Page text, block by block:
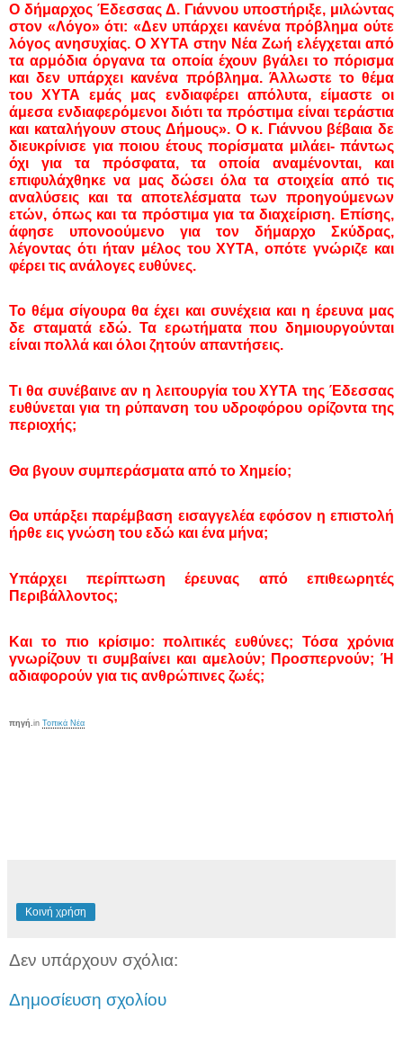
Ο δήμαρχος Έδεσσας Δ. Γιάννου υποστήριξε, μιλώντας
στον «Λόγο» ότι: «Δεν υπάρχει κανένα πρόβλημα ούτε
λόγος ανησυχίας. Ο ΧΥΤΑ στην Νέα Ζωή ελέγχεται από
τα αρμόδια όργανα τα οποία έχουν βγάλει το πόρισμα
και δεν υπάρχει κανένα πρόβλημα. Άλλωστε το θέμα
του ΧΥΤΑ εμάς μας ενδιαφέρει απόλυτα, είμαστε οι
άμεσα ενδιαφερόμενοι διότι τα πρόστιμα είναι τεράστια
και καταλήγουν στους Δήμους». Ο κ. Γιάννου βέβαια δε
διευκρίνισε για ποιου έτους πορίσματα μιλάει- πάντως
όχι για τα πρόσφατα, τα οποία αναμένονται, και
επιφυλάχθηκε να μας δώσει όλα τα στοιχεία από τις
αναλύσεις και τα αποτελέσματα των προηγούμενων
ετών, όπως και τα πρόστιμα για τα διαχείριση. Επίσης,
άφησε υπονοούμενο για τον δήμαρχο Σκύδρας,
λέγοντας ότι ήταν μέλος του ΧΥΤΑ, οπότε γνώριζε και
φέρει τις ανάλογες ευθύνες.
Το θέμα σίγουρα θα έχει και συνέχεια και η έρευνα μας
δε σταματά εδώ. Τα ερωτήματα που δημιουργούνται
είναι πολλά και όλοι ζητούν απαντήσεις.
Τι θα συνέβαινε αν η λειτουργία του ΧΥΤΑ της Έδεσσας
ευθύνεται για τη ρύπανση του υδροφόρου ορίζοντα της
περιοχής;
Θα βγουν συμπεράσματα από το Χημείο;
Θα υπάρξει παρέμβαση εισαγγελέα εφόσον η επιστολή
ήρθε εις γνώση του εδώ και ένα μήνα;
Υπάρχει περίπτωση έρευνας από επιθεωρητές
Περιβάλλοντος;
Και το πιο κρίσιμο: πολιτικές ευθύνες; Τόσα χρόνια
γνωρίζουν τι συμβαίνει και αμελούν; Προσπερνούν; Ή
αδιαφορούν για τις ανθρώπινες ζωές;
πηγή.in Τοπικά Νέα
Κοινή χρήση
Δεν υπάρχουν σχόλια:
Δημοσίευση σχολίου